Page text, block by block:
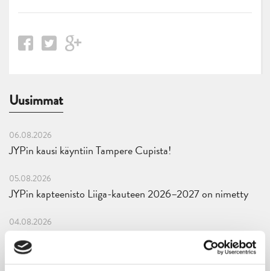
Uusimmat
06.08.2026
JYPin kausi käyntiin Tampere Cupista!
05.08.2026
JYPin kapteenisto Liiga-kauteen 2026–2027 on nimetty
04.08.2026
Joukkueen yhteisharjoitukset ovat alkaneet – ensimmäinen
mittari luvassa jo heti viikonloppuna Tampere Cupissa!